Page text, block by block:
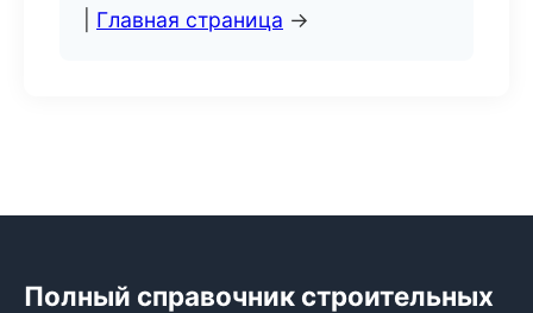
Главная страница →
Полный справочник строительных